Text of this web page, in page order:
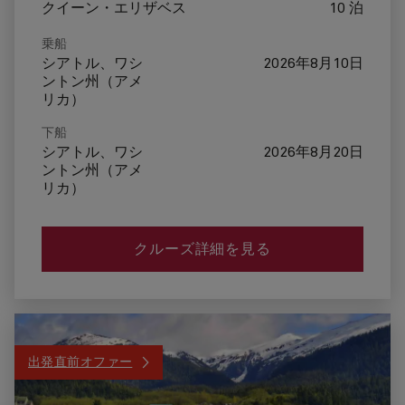
クイーン・エリザベス 10 泊
乗船
シアトル、ワシ
ントン州（アメ
リカ）
2026年8月10日
下船
シアトル、ワシ
ントン州（アメ
リカ）
2026年8月20日
クルーズ詳細を見る
出発直前オファー